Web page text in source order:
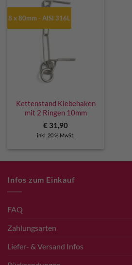
8 x 80mm - AISI 316L
Kettenstand Klebehaken
mit 2 Ringen 10mm
€ 31,90
inkl. 20 % MwSt.
Infos zum Einkauf
FAQ
Zahlungsarten
Liefer- & Versand Infos